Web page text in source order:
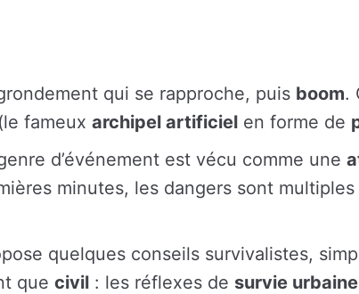
qui se rapproche, puis boom.
(le fameux archipel artificiel en forme de
d’événement est vécu comme une
minutes, les dangers sont multiples
quelques conseils survivalistes,
que civil : les réflexes de survie urbaine